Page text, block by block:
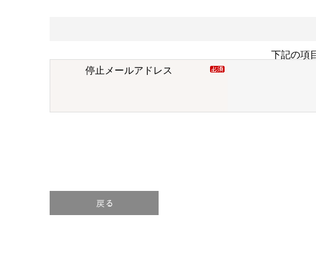
下記の項
停止メールアドレス